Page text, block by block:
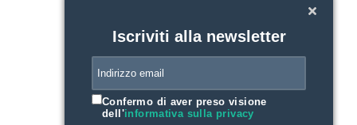
Iscriviti alla newsletter
Confermo di aver preso visione
dell'informativa sulla privacy